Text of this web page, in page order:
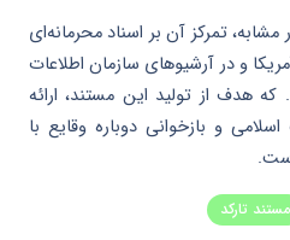
تمرکز آن بر اسناد محرمانه‌ای
و در آرشیوهای سازمان اطلاعات
هدف از تولید این مستند، ارائه
و بازخوانی دوباره وقایع با
مستند تارکد